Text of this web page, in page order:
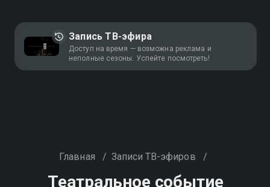
Запись ТВ-эфира
Доступ на время — возможна реклама и
неполные сезоны. Успейте посмотреть!
Главная / Записи ТВ-эфиров /
Театральное событие